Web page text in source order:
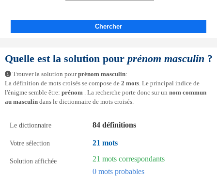
Chercher
Quelle est la solution pour prénom masculin ?
Trouver la solution pourprénom masculin:
La définition de mots croisés se compose de 2 mots. Le principal indice de
l'énigme semble être: prénom . La recherche porte donc sur un nom commun
au masculin dans le dictionnaire de mots croisés.
Le dictionnaire 84 définitions
Votre sélection 21 mots
Solution affichée
21 mots correspondants
0 mots probables